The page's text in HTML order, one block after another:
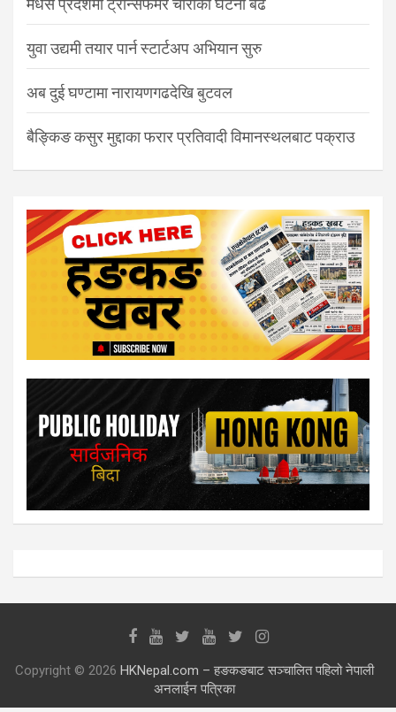
मधेस प्रदेशमा ट्रान्सफर्मर चोरीका घटना बढे
युवा उद्यमी तयार पार्न स्टार्टअप अभियान सुरु
अब दुई घण्टामा नारायणगढदेखि बुटवल
बैङ्किङ कसुर मुद्दाका फरार प्रतिवादी विमानस्थलबाट पक्राउ
Copyright © 2026 HKNepal.com – हङकङबाट सञ्चालित पहिलो नेपाली
अनलाईन पत्रिका